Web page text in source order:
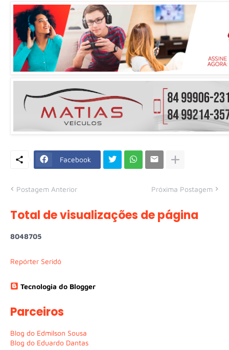
Facebook
Postagem Anterior Próxima Postagem
Total de visualizações de página
8048705
Repórter Seridó
Tecnologia do Blogger
Parceiros
Blog do Edmilson Sousa
Blog do Eduardo Dantas